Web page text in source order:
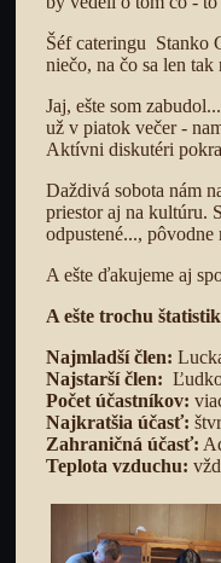
Šéf cateringu Stanko
niečo, na čo sa len
Jaj, ešte som
už v piatok večer -
Aktívni diskutéri
Daždivá sobota nám
priestor aj na kultúru.
odpustené...,
A ešte ďakujeme aj
A ešte trochu
Najmladší člen:
Najstarší člen:
Počet účastníkov:
Najkratšia účasť:
Zahraničná účasť:
Teplota vzduchu: